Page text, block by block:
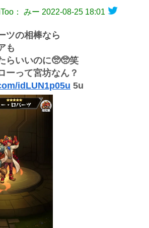
： みー 2022-08-25 18:01
ツの相棒なら
も
らいいのに🥺🥺笑
ーって宮坊なん？
idLUN1p05u 5u